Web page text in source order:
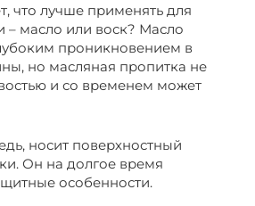
что лучше применять для
– масло или воск? Масло
проникновением в
но масляная пропитка не
и со временем может
носит поверхностный
Он на долгое время
особенности.